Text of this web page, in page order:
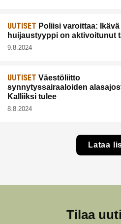
UUTISET Poliisi varoittaa: Ikävä
huijaustyyppi on aktivoitunut
9.8.2024
UUTISET Väestöliitto
synnytyssairaaloiden
Kalliiksi tulee
8.8.2024
Lataa
Tilaa